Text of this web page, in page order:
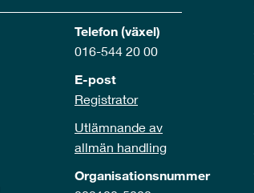
Telefon (växel)
016-544 20 00
E-post
Registrator
Utlämnande av
allmän handling
Organisationsnummer